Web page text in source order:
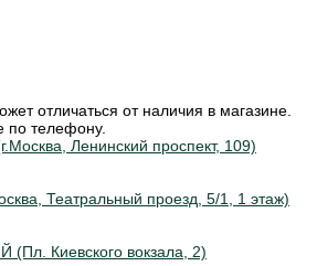
отличаться от наличия в магазине.
по телефону.
Ленинский проспект, 109)
Театральный проезд, 5/1, 1 этаж)
Киевского вокзала, 2)